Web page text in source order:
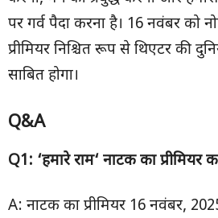
पर गर्व पैदा करना है। 16 नवंबर को
प्रीमियर निश्चित रूप से थिएटर की
साबित होगा।
Q&A
Q1: ‘हमारे राम‘ नाटक का प्रीमियर
A: नाटक का प्रीमियर 16 नवंबर,